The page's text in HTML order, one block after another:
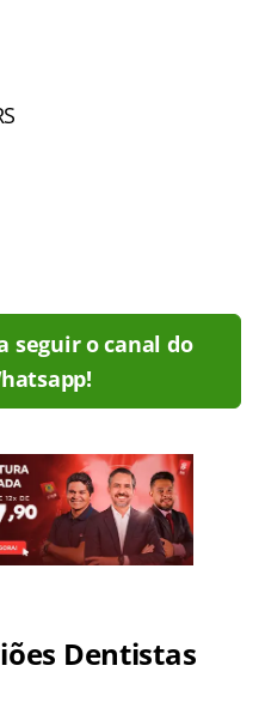
seguir o canal do
Dentistas